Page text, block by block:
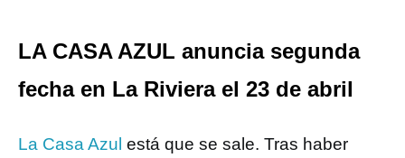
LA CASA AZUL anuncia segunda
fecha en La Riviera el 23 de abril
La Casa Azul está que se sale. Tras haber